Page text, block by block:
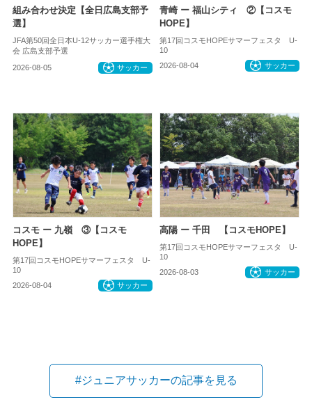
組み合わせ決定【全日広島支部予
選】
JFA第50回全日本U-12サッカー選手権大
会 広島支部予選
2026-08-05 サッカー
青崎 ー 福山シティ ②【コスモ
HOPE】
第17回コスモHOPEサマーフェスタ U-
10
2026-08-04
サッカー
コスモ ー 九嶺 ③【コスモ
HOPE】
第17回コスモHOPEサマーフェスタ U-
10
2026-08-04
サッカー
高陽 ー 千田 【コスモHOPE】
第17回コスモHOPEサマーフェスタ U-
10
2026-08-03
サッカー
#ジュニアサッカーの記事を見る